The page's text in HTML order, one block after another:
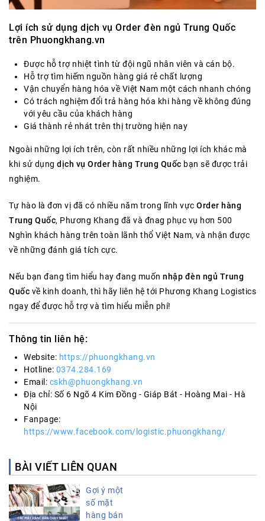
Lợi ích sử dụng dịch vụ Order đèn ngủ Trung Quốc
trên Phuongkhang.vn
Được hỗ trợ nhiệt tình từ đội ngũ nhân viên và cán bộ.
Hỗ trợ tìm hiếm nguồn hàng giá rẻ chất lượng
Vận chuyển hàng hóa về Việt Nam một cách nhanh chóng
Có trách nghiệm đổi trả hàng hóa khi hàng về không đúng
với yêu cầu của khách hàng
Giá thành rẻ nhát trên thị trường hiện nay
Ngoài những lợi ích trên, còn rất nhiều những lợi ích khác mà
khi sử dụng dịch vụ Order hàng Trung Quốc bạn sẽ được trải
nghiệm.
Tự hào là đơn vị đã có nhiều năm trong lĩnh vực Order hàng
Trung Quốc, Phương Khang đã và đnag phục vụ hơn 500
Nghìn khách hàng trên toàn lãnh thổ Việt Nam, và nhận được
về những đánh giá tích cực.
Nếu bạn đang tìm hiểu hay đang muốn nhập đèn ngủ Trung
Quốc về kinh doanh, thì hãy liên hệ tới Phương Khang Logistics
ngay để được hỗ trợ và tìm hiểu miễn phí!
Thông tin liên hệ:
Website: https://phuongkhang.vn
Hotline: 0374.284.169
Email: cskh@phuongkhang.vn
Địa chỉ: Số 6 Ngõ 4 Kim Đồng - Giáp Bát - Hoàng Mai - Hà
Nội
Fanpage:
https://www.facebook.com/logistic.phuongkhang/
BÀI VIẾT LIÊN QUAN
Gợi ý một
số mặt
hàng bán